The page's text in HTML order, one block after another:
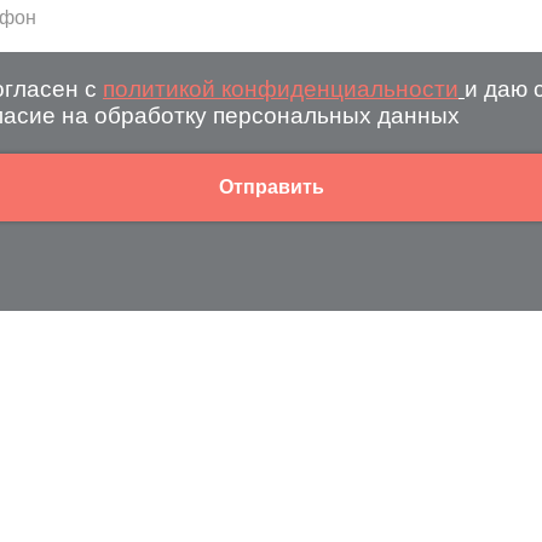
с политикой конфиденциальности и даю
на обработку персональных данных
Отправить